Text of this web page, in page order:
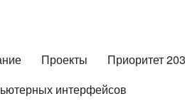
Проекты Приоритет
интерфейсов